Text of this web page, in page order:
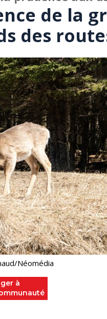
de la
des
Néomédia
à